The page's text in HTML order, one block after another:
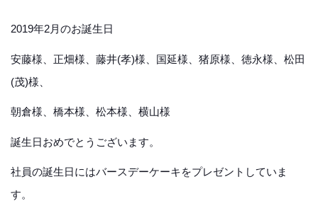
2019年2月のお誕生日
安藤様、正畑様、藤井(孝)様、国延様、猪原様、徳永様、松田
(茂)様、
朝倉様、橋本様、松本様、横山様
誕生日おめでとうございます。
社員の誕生日にはバースデーケーキをプレゼントしていま
す。